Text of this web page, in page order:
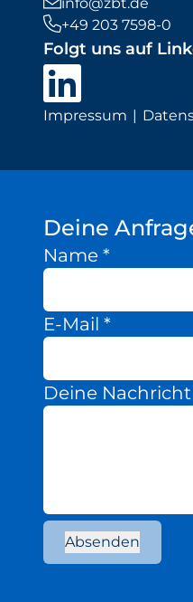
info@zbt.de
+49 203 7598-0
Folgt uns auf
Impressum
Deine
Name *
E-Mail *
Deine Nachricht
Absenden